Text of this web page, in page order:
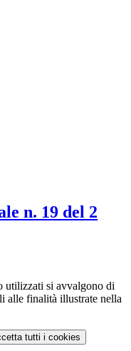
n. 19 del 2
utilizzati si avvalgono di
alle finalità illustrate nella
tutti i cookies